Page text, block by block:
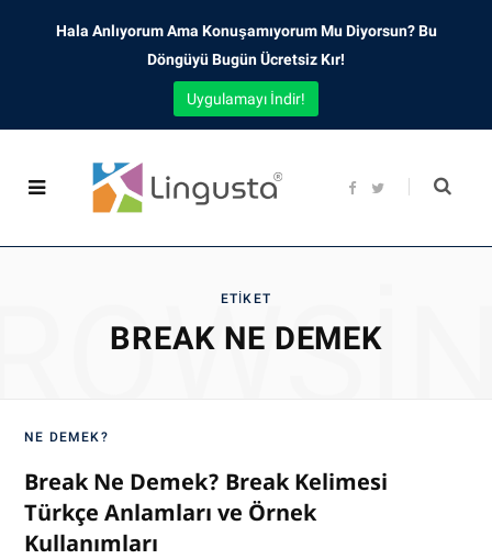
F
b
t
ETIKET
BREAK NE DEMEK
NE DEMEK?
Break Ne Demek? Break Kelimesi
Türkçe Anlamları ve Örnek
Kullanımları
Hala Anlıyorum Ama Konuşamıyorum Mu Diyorsun? Bu
Döngüyü Bugün Ücretsiz Kır!
Uygulamayı İndir!